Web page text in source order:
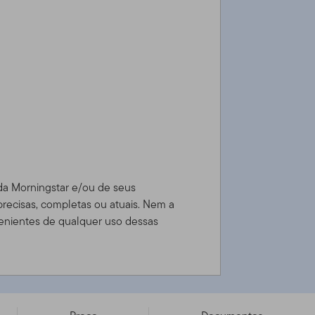
Morningstar e/ou de seus
completas ou atuais. Nem a
de qualquer uso dessas